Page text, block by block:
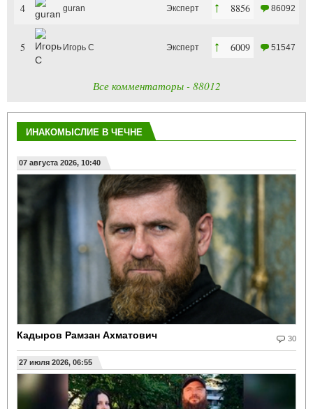
4 guran Эксперт 8856 86092
5 Игорь С Эксперт 6009 51547
Все комментаторы - 88012
ИНАКОМЫСЛИЕ В ЧЕЧНЕ
07 августа 2026, 10:40
30
Кадыров Рамзан Ахматович
27 июля 2026, 06:55